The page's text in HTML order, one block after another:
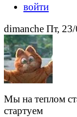
войти
dimanche Пт,
Мы на теплом
стартуем